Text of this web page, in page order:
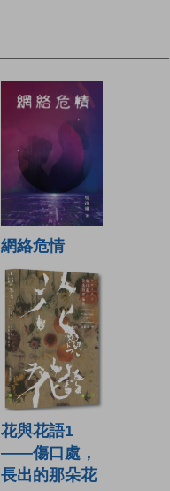
網絡危情
花與花語1
——傷口處，
長出的那朵花